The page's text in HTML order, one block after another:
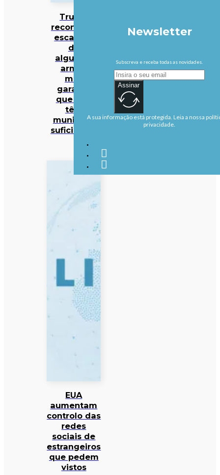
Trump
reconhece
escassez
de
algumas
armas
mas
garante
que EUA
têm
munições
suficientes
EUA
aumentam
controlo das
redes
sociais de
estrangeiros
que pedem
vistos
Newsletter
Subscreva e receba todas as novidades.
Assinar
A sua informação está protegida. Leia a nossa
privacidade.